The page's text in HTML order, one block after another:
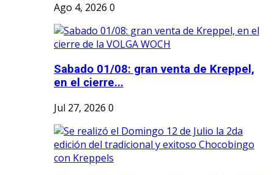
Ago 4, 2026 0
Sabado 01/08: gran venta de Kreppel,
en el cierre...
Jul 27, 2026 0